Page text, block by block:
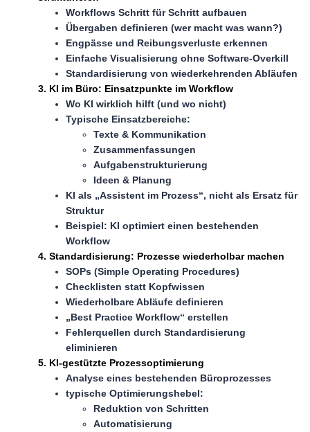
Workflows Schritt für Schritt aufbauen
Übergaben definieren (wer macht was wann?)
Engpässe und Reibungsverluste erkennen
Einfache Visualisierung ohne Software-Overkill
Standardisierung von wiederkehrenden Abläufen
3. KI im Büro: Einsatzpunkte im Workflow
Wo KI wirklich hilft (und wo nicht)
Typische Einsatzbereiche:
Texte & Kommunikation
Zusammenfassungen
Aufgabenstrukturierung
Ideen & Planung
KI als „Assistent im Prozess“, nicht als Ersatz für
Struktur
Beispiel: KI optimiert einen bestehenden
Workflow
4. Standardisierung: Prozesse wiederholbar machen
SOPs (Simple Operating Procedures)
Checklisten statt Kopfwissen
Wiederholbare Abläufe definieren
„Best Practice Workflow“ erstellen
Fehlerquellen durch Standardisierung
eliminieren
5. KI-gestützte Prozessoptimierung
Analyse eines bestehenden Büroprozesses
typische Optimierungshebel:
Reduktion von Schritten
Automatisierung